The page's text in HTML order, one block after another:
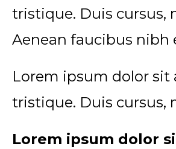
tristique. Duis cursus,
Aenean faucibus
Lorem ipsum dolor sit
tristique. Duis cursus,
Lorem ipsum dolor